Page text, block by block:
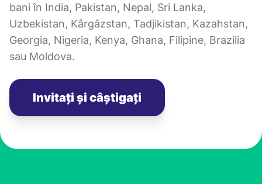
bani în India, Pakistan, Nepal, Sri Lanka,
Uzbekistan, Kârgâzstan, Tadjikistan, Kazahstan,
Georgia, Nigeria, Kenya, Ghana, Filipine, Brazilia
sau Moldova.
Invitați și câștigați